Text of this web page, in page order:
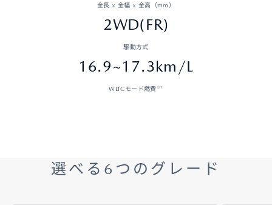
全長 × 全幅 × 全高（mm）
2WD(FR)
駆動方式
16.9~17.3km/L
WLTCモード燃費 ※1
選べる6つのグレード